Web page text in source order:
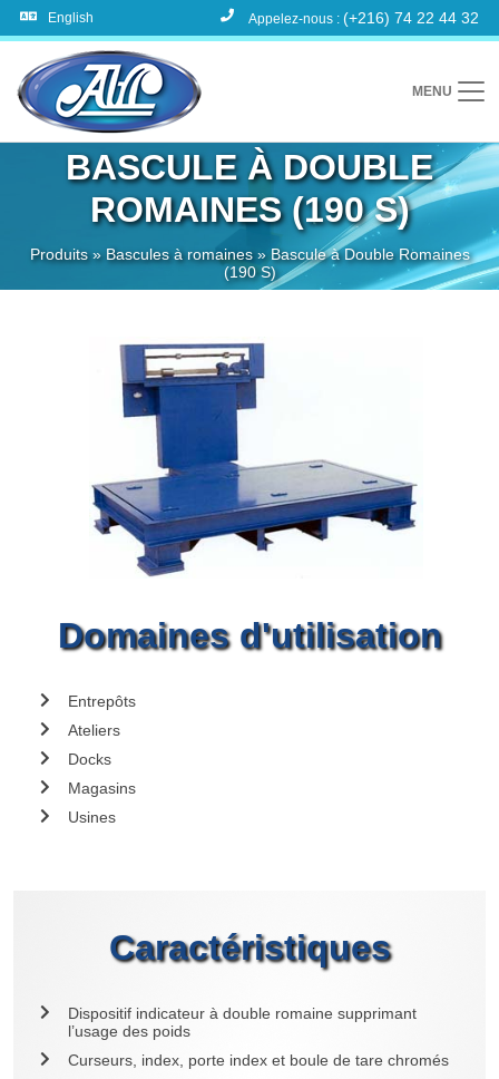
BASCULE À DOUBLE
ROMAINES (190 S)
Produits» Bascules à romaines» Bascule à Double Romaines
(190 S)
English Appelez-nous : (+216) 74 22 44 32
MENU
Domaines d'utilisation
Entrepôts
Ateliers
Docks
Magasins
Usines
Caractéristiques
Dispositif indicateur à double romaine supprimant
l’usage des poids
Curseurs, index, porte index et boule de tare chromés